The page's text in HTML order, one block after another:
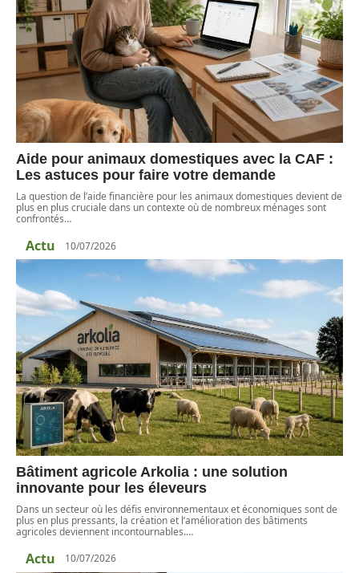
Aide pour animaux domestiques avec la CAF :
Les astuces pour faire votre demande
La question de l’aide financière pour les animaux domestiques devient de
plus en plus cruciale dans un contexte où de nombreux ménages sont
confrontés…
Actu 10/07/2026
Bâtiment agricole Arkolia : une solution
innovante pour les éleveurs
Dans un secteur où les défis environnementaux et économiques sont de
plus en plus pressants, la création et l’amélioration des bâtiments
agricoles deviennent incontournables.…
Actu 10/07/2026